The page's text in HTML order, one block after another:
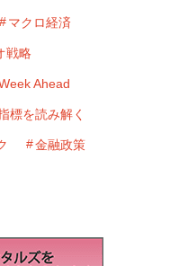
マクロ経済
戦略
Ahead
標を読み解く
金融政策